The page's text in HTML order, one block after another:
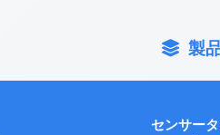
製
センサー